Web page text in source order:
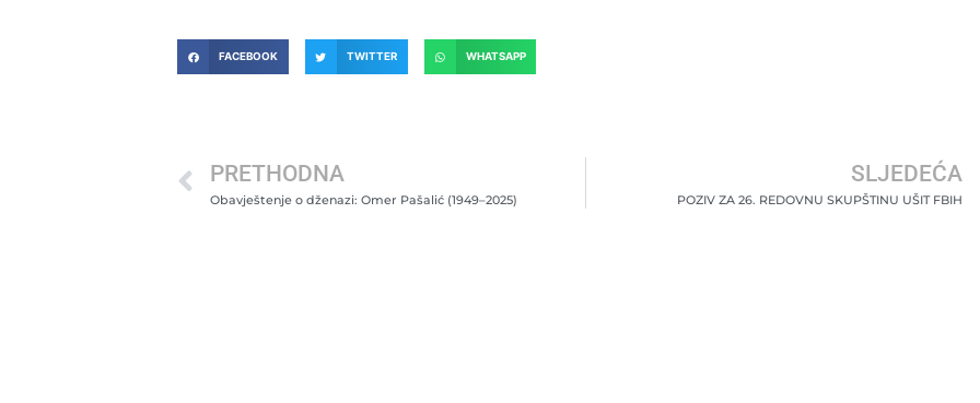
FACEBOOK TWITTER WHATSAPP
PRETHODNA
Obavještenje o dženazi: Omer Pašalić (1949–2025)
SLJEDEĆA
POZIV ZA 26. REDOVNU SKUPŠTINU UŠIT FBIH